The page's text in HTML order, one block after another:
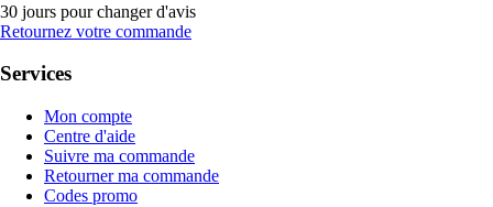
30 jours pour changer d'avis
Retournez votre commande
Services
Mon compte
Centre d'aide
Suivre ma commande
Retourner ma commande
Codes promo